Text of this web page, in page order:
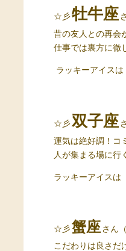
☆彡牡牛座
昔の友人との再会
仕事では裏方に徹
ラッキーアイスは
☆彡双子座
運気は絶好調！コ
人が集まる場に行
ラッキーアイスは
☆彡蟹座さん
こだわりは良さだ